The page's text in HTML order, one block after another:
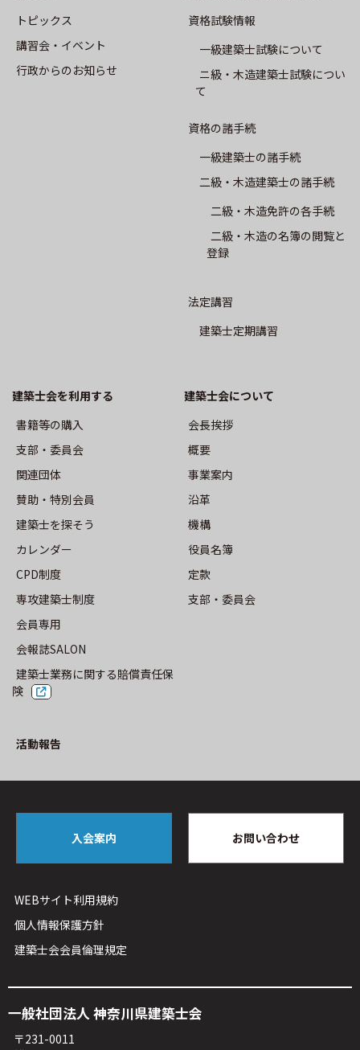
専攻建築士制度
会員専用
建築士業務に関する賠償責任保険
機構
役員名簿
定款
⽀部・委員会
トップ
トピックス
講習会・イベント
⾏政からのお知らせ
資格試験情報
⼀級建築⼠試験について
ニ級・⽊造建築⼠試験につい
て
資格の諸手続
一級建築士の諸手続
二級・木造建築士の諸手続
二級・木造免許の各手続
二級・木造の名簿の閲覧と
登録
法定講習
建築士定期講習
建築士会を利用する
書籍等の購⼊
⽀部・委員会
関連団体
賛助・特別会員
建築士を探そう
カレンダー
CPD制度
専攻建築士制度
会員専用
会報誌SALON
建築士業務に関する賠償責任保
険
建築⼠会について
会長挨拶
概要
事業案内
沿革
機構
役員名簿
定款
⽀部・委員会
活動報告
入会案内 お問い合わせ
WEBサイト利⽤規約
個人情報保護方針
建築⼠会会員倫理規定
⼀般社団法⼈ 神奈川県建築⼠会
〒231-0011